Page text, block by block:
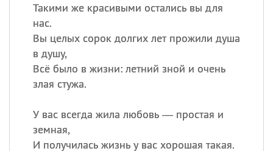
Такими же красивыми остались вы для
нас.
Вы целых сорок долгих лет прожили душа
в душу,
Всё было в жизни: летний зной и очень
злая стужа.
У вас всегда жила любовь — простая и
земная,
И получилась жизнь у вас хорошая такая.